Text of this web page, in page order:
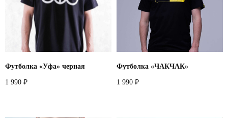
Футболка «Уфа» черная
1 990 ₽
Футболка «ЧАКЧАК»
1 990 ₽